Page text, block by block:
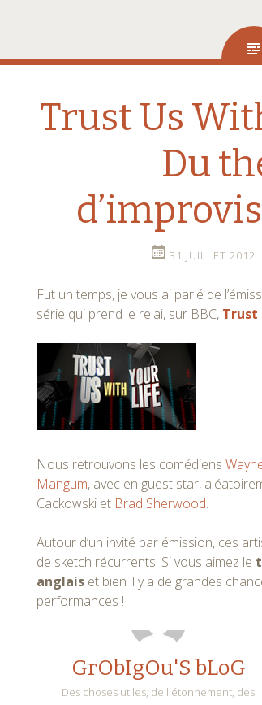
Trust Us
Du
31 JUILLET 2012
Fut un temps, je vous ai parlé de
série qui prend le relai, sur BBC, Trust
Nous retrouvons les comédiens
Mangum, avec en guest star,
Cackowski et Brad Sherwood.
Autour d’un invité par émission, ces
de sketch récurrents. Si vous aimez le
anglais et bien il y a de grandes
performances !